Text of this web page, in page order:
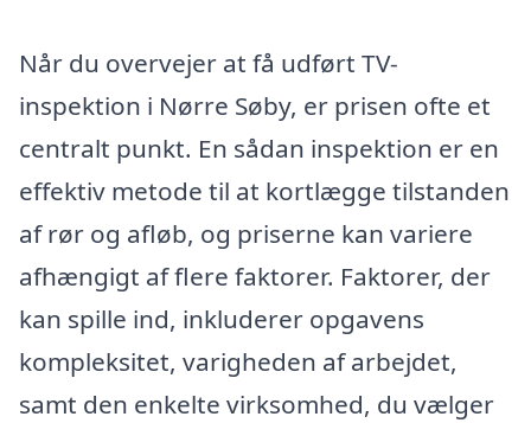
Når du overvejer at få udført TV-
inspektion i Nørre Søby, er prisen ofte et
centralt punkt. En sådan inspektion er en
effektiv metode til at kortlægge tilstanden
af rør og afløb, og priserne kan variere
afhængigt af flere faktorer. Faktorer, der
kan spille ind, inkluderer opgavens
kompleksitet, varigheden af arbejdet,
samt den enkelte virksomhed, du vælger